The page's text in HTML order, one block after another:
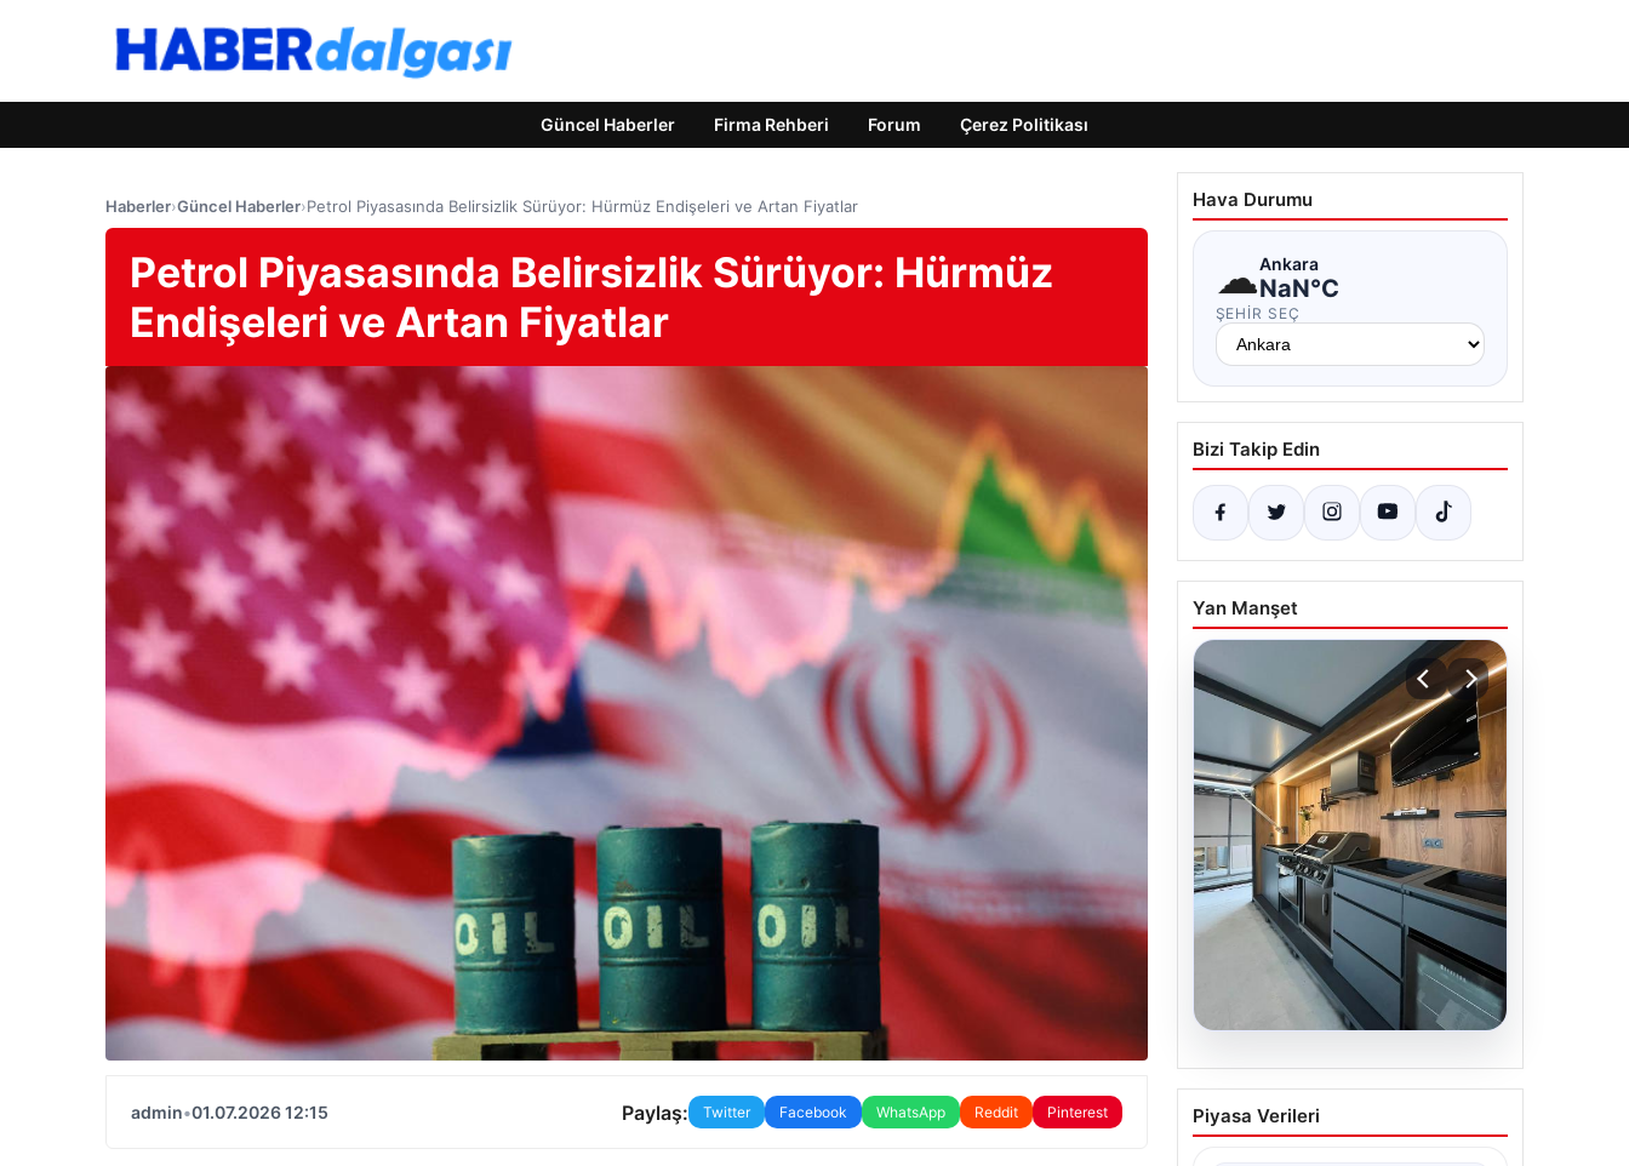
Güncel Haberler Firma Rehberi Forum Çerez Politikası
Haberler›Güncel Haberler›Petrol Piyasasında Belirsizlik Sürüyor: Hürmüz Endişeleri ve Artan Fiyatlar
Petrol Piyasasında Belirsizlik Sürüyor: Hürmüz
Endişeleri ve Artan Fiyatlar
admin•01.07.2026 12:15 Paylaş: Twitter Facebook WhatsApp Reddit Pinterest
Hava Durumu
☁Ankara
NaN°C
ŞEHIR SEÇ
Bizi Takip Edin
Yan Manşet
04.08.2026
Bahçe Mutfakları ve
Prestijli Yaşam Alanları
Piyasa Verileri